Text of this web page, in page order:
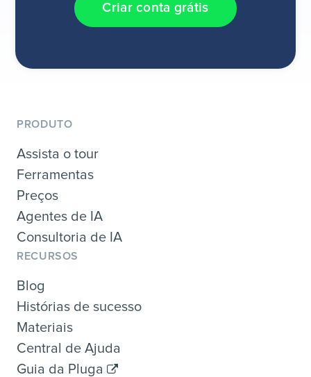
Criar conta grátis
PRODUTO
Assista o tour
Ferramentas
Preços
Agentes de IA
Consultoria de IA
RECURSOS
Blog
Histórias de sucesso
Materiais
Central de Ajuda
Guia da Pluga